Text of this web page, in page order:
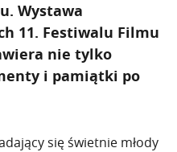
Wystawa
11. Festiwalu Filmu
nie tylko
i pamiątki po
się świetnie młody